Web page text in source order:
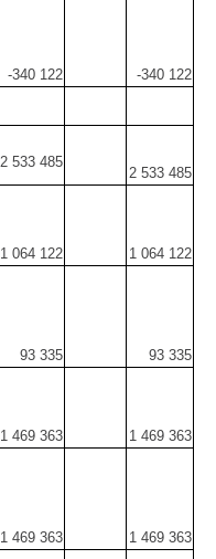
-340 122 -340 122
2 533 485
2 533 485
1 064 122 1 064 122
93 335 93 335
1 469 363 1 469 363
1 469 363 1 469 363